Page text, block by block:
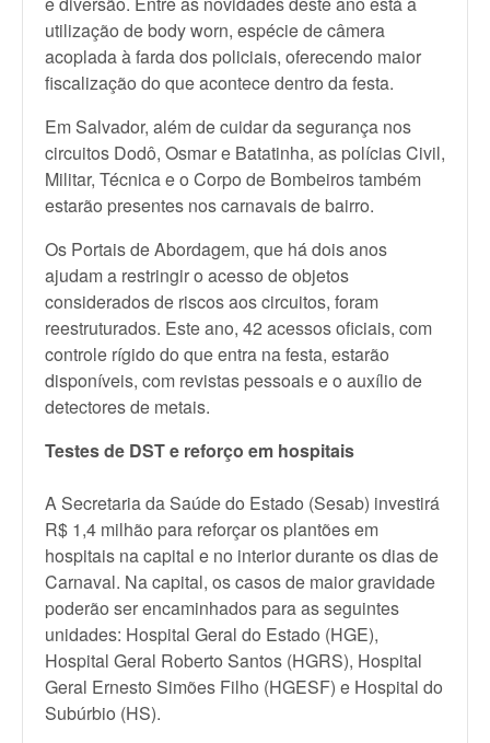
utilização de body worn, espécie de câmera
acoplada à farda dos policiais, oferecendo maior
fiscalização do que acontece dentro da festa.
Em Salvador, além de cuidar da segurança nos
circuitos Dodô, Osmar e Batatinha, as polícias Civil,
Militar, Técnica e o Corpo de Bombeiros também
estarão presentes nos carnavais de bairro.
Os Portais de Abordagem, que há dois anos
ajudam a restringir o acesso de objetos
considerados de riscos aos circuitos, foram
reestruturados. Este ano, 42 acessos oficiais, com
controle rígido do que entra na festa, estarão
disponíveis, com revistas pessoais e o auxílio de
detectores de metais.
Testes de DST e reforço em hospitais
A Secretaria da Saúde do Estado (Sesab) investirá
R$ 1,4 milhão para reforçar os plantões em
hospitais na capital e no interior durante os dias de
Carnaval. Na capital, os casos de maior gravidade
poderão ser encaminhados para as seguintes
unidades: Hospital Geral do Estado (HGE),
Hospital Geral Roberto Santos (HGRS), Hospital
Geral Ernesto Simões Filho (HGESF) e Hospital do
Subúrbio (HS).